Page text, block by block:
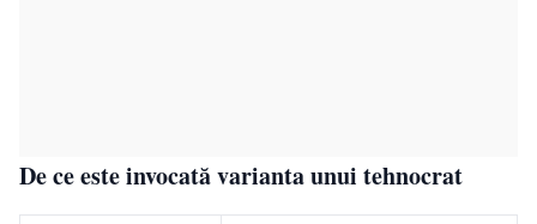
De ce este invocată varianta unui tehnocrat